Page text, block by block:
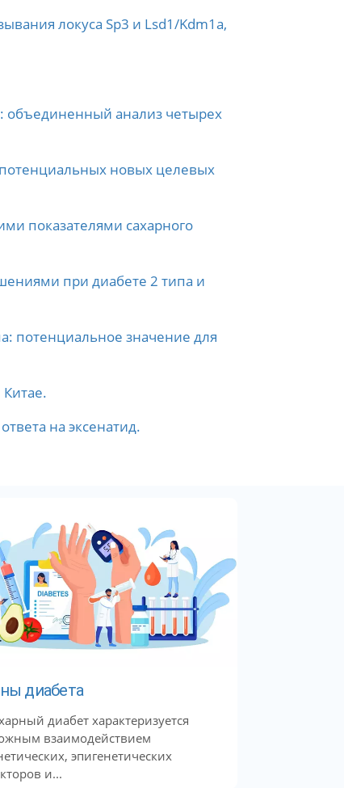
локуса Sp3 и Lsd1/Kdm1a,
объединенный анализ четырех
новых целевых
показателями сахарного
при диабете 2 типа и
потенциальное значение для
на эксенатид.
диабета
диабет характеризуется
взаимодействием
эпигенетических
и...